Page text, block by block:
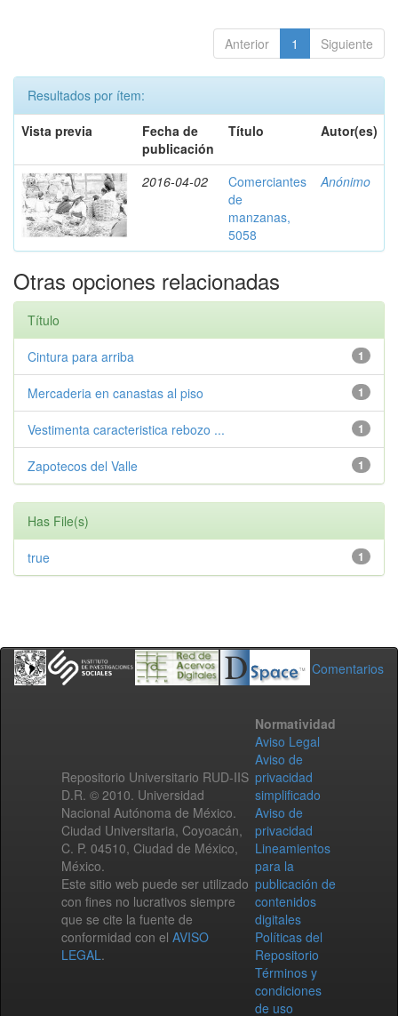
Anterior 1 Siguiente
Resultados por ítem:
Vista previa
Fecha de
publicación
Título Autor(es)
2016-04-02
Comerciantes
de
manzanas,
5058
Anónimo
Otras opciones relacionadas
Título
1
Cintura para arriba
1
Mercaderia en canastas al piso
1
Vestimenta caracteristica rebozo ...
1
Zapotecos del Valle
Has File(s)
1
true
Comentarios
Repositorio Universitario RUD-IIS
D.R. © 2010. Universidad
Nacional Autónoma de México.
Ciudad Universitaria, Coyoacán,
C. P. 04510, Ciudad de México,
México.
Este sitio web puede ser utilizado
con fines no lucrativos siempre
que se cite la fuente de
conformidad con el AVISO
LEGAL.
Normatividad
Aviso Legal
Aviso de
privacidad
simplificado
Aviso de
privacidad
Lineamientos
para la
publicación de
contenidos
digitales
Políticas del
Repositorio
Términos y
condiciones
de uso